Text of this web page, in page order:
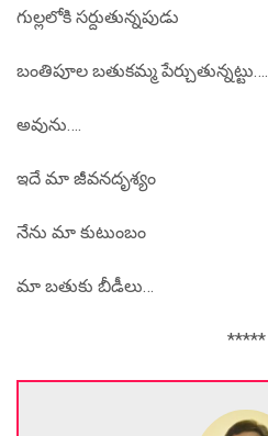
గుల్లలోకి సర్దుతున్నపుడు
బంతిపూల బతుకమ్మ పేర్చుతున్నట్టు….
అవును….
ఇదే మా జీవనదృశ్యం
నేను మా కుటుంబం
మా బతుకు బీడీలు…
*****